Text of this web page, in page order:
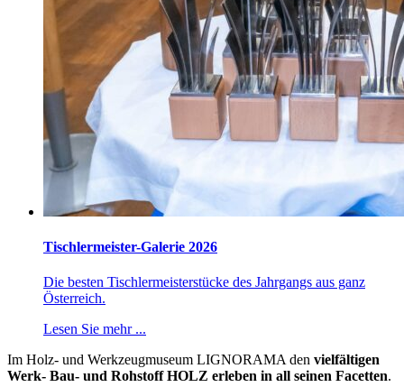
Tischlermeister-Galerie 2026
Die besten Tischlermeisterstücke des Jahrgangs aus ganz
Österreich.
Lesen Sie mehr ...
Im Holz- und Werkzeugmuseum LIGNORAMA den vielfältigen
Werk- Bau- und Rohstoff HOLZ erleben in all seinen Facetten.